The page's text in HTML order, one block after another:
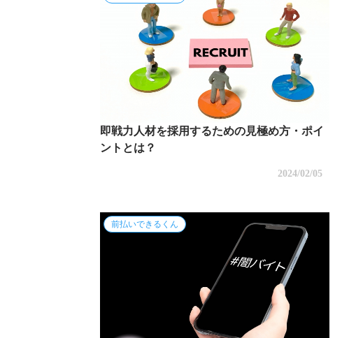
即戦力人材を採用するための見極め方・ポイ
ントとは？
2024/02/05
前払いできるくん